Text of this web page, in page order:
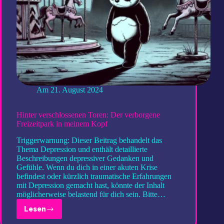
Am 21. August 2024
Hinter verschlossenen Toren: Der verborgene
Freizeitpark in meinem Kopf
Triggerwarnung: Dieser Beitrag behandelt das
Thema Depression und enthält detaillierte
Beschreibungen depressiver Gedanken und
Gefühle. Wenn du dich in einer akuten Krise
befindest oder kürzlich traumatische Erfahrungen
mit Depression gemacht hast, könnte der Inhalt
möglicherweise belastend für dich sein. Bitte…
LesenHinter
verschlossenen